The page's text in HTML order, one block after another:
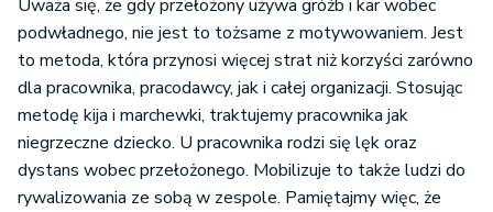
Uważa się, że gdy przełożony używa gróźb i kar wobec
podwładnego, nie jest to tożsame z motywowaniem. Jest
to metoda, która przynosi więcej strat niż korzyści zarówno
dla pracownika, pracodawcy, jak i całej organizacji. Stosując
metodę kija i marchewki, traktujemy pracownika jak
niegrzeczne dziecko. U pracownika rodzi się lęk oraz
dystans wobec przełożonego. Mobilizuje to także ludzi do
rywalizowania ze sobą w zespole. Pamiętajmy więc, że